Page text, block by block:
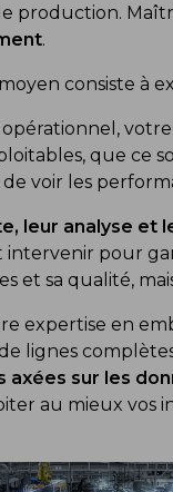
production.
.
consiste à
opérationnel,
que ce
voir les
leur analyse et
pour
et sa qualité,
expertise en
lignes
axées sur les
au mieux vos